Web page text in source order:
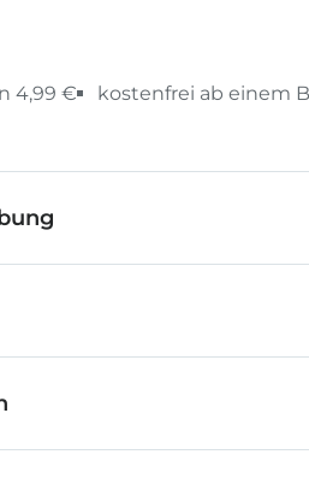
4,99 € kostenfrei ab einem
Bahn hinab – ab geht´s in
über eine Wippe und streift
weitere Parcours nach